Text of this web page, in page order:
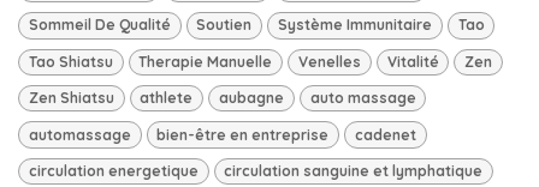
Sommeil De Qualité Soutien Système Immunitaire Tao
Tao Shiatsu Therapie Manuelle Venelles Vitalité Zen
Zen Shiatsu athlete aubagne auto massage
automassage bien-être en entreprise cadenet
circulation energetique circulation sanguine et lymphatique